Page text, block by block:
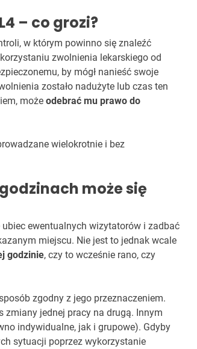
– co grozi?
w którym powinno się znaleźć
zwolnienia lekarskiego od
by mógł nanieść swoje
zostało nadużyte lub czas ten
może odebrać mu prawo do
wielokrotnie i bez
może się
ewentualnych wizytatorów i zadbać
miejscu. Nie jest to jednak wcale
godzinie, czy to wcześnie rano, czy
zgodny z jego przeznaczeniem.
zmiany jednej pracy na drugą. Innym
indywidualne, jak i grupowe). Gdyby
sytuacji poprzez wykorzystanie